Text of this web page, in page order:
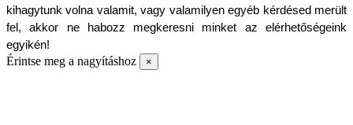
kihagytunk volna valamit, vagy valamilyen egyéb kérdésed merült
fel, akkor ne habozz megkeresni minket az elérhetőségeink
egyikén!
Érintse meg a nagyításhoz ×